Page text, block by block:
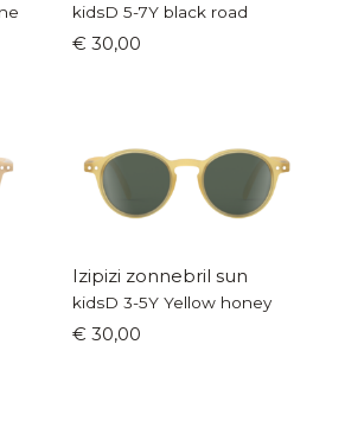
kidsD 5-7Y black road
€ 30,00
Izipizi zonnebril sun
kidsD 3-5Y Yellow honey
€ 30,00